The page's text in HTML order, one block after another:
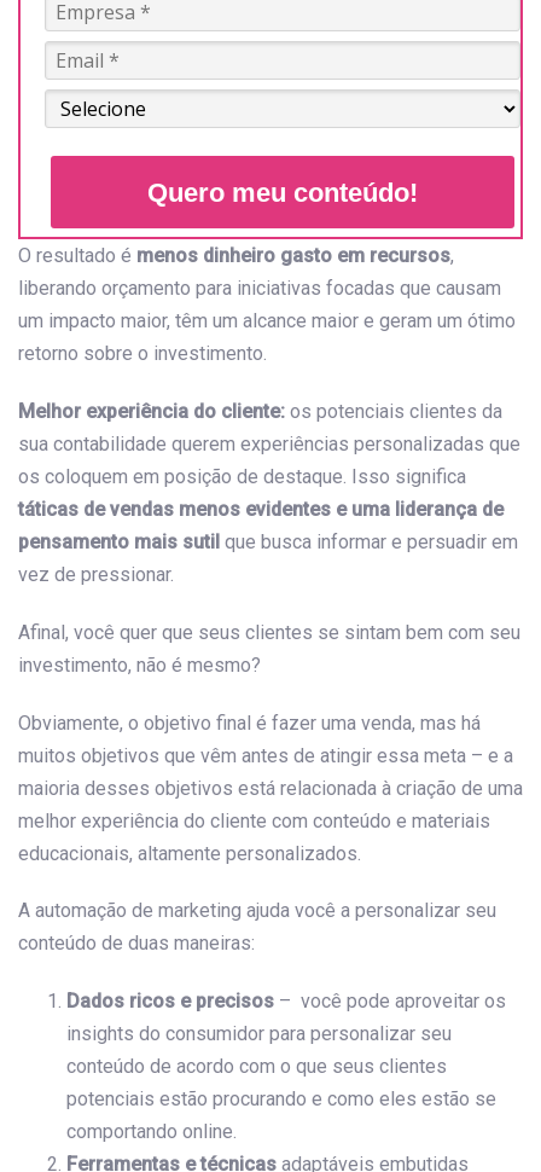
Quero meu conteúdo!
O resultado é menos dinheiro gasto em recursos,
liberando orçamento para iniciativas focadas que causam
um impacto maior, têm um alcance maior e geram um ótimo
retorno sobre o investimento.
Melhor experiência do cliente: os potenciais clientes da
sua contabilidade querem experiências personalizadas que
os coloquem em posição de destaque. Isso significa
táticas de vendas menos evidentes e uma liderança de
pensamento mais sutil que busca informar e persuadir em
vez de pressionar.
Afinal, você quer que seus clientes se sintam bem com seu
investimento, não é mesmo?
Obviamente, o objetivo final é fazer uma venda, mas há
muitos objetivos que vêm antes de atingir essa meta – e a
maioria desses objetivos está relacionada à criação de uma
melhor experiência do cliente com conteúdo e materiais
educacionais, altamente personalizados.
A automação de marketing ajuda você a personalizar seu
conteúdo de duas maneiras:
Dados ricos e precisos – você pode aproveitar os
insights do consumidor para personalizar seu
conteúdo de acordo com o que seus clientes
potenciais estão procurando e como eles estão se
comportando online.
Ferramentas e técnicas adaptáveis ​​embutidas